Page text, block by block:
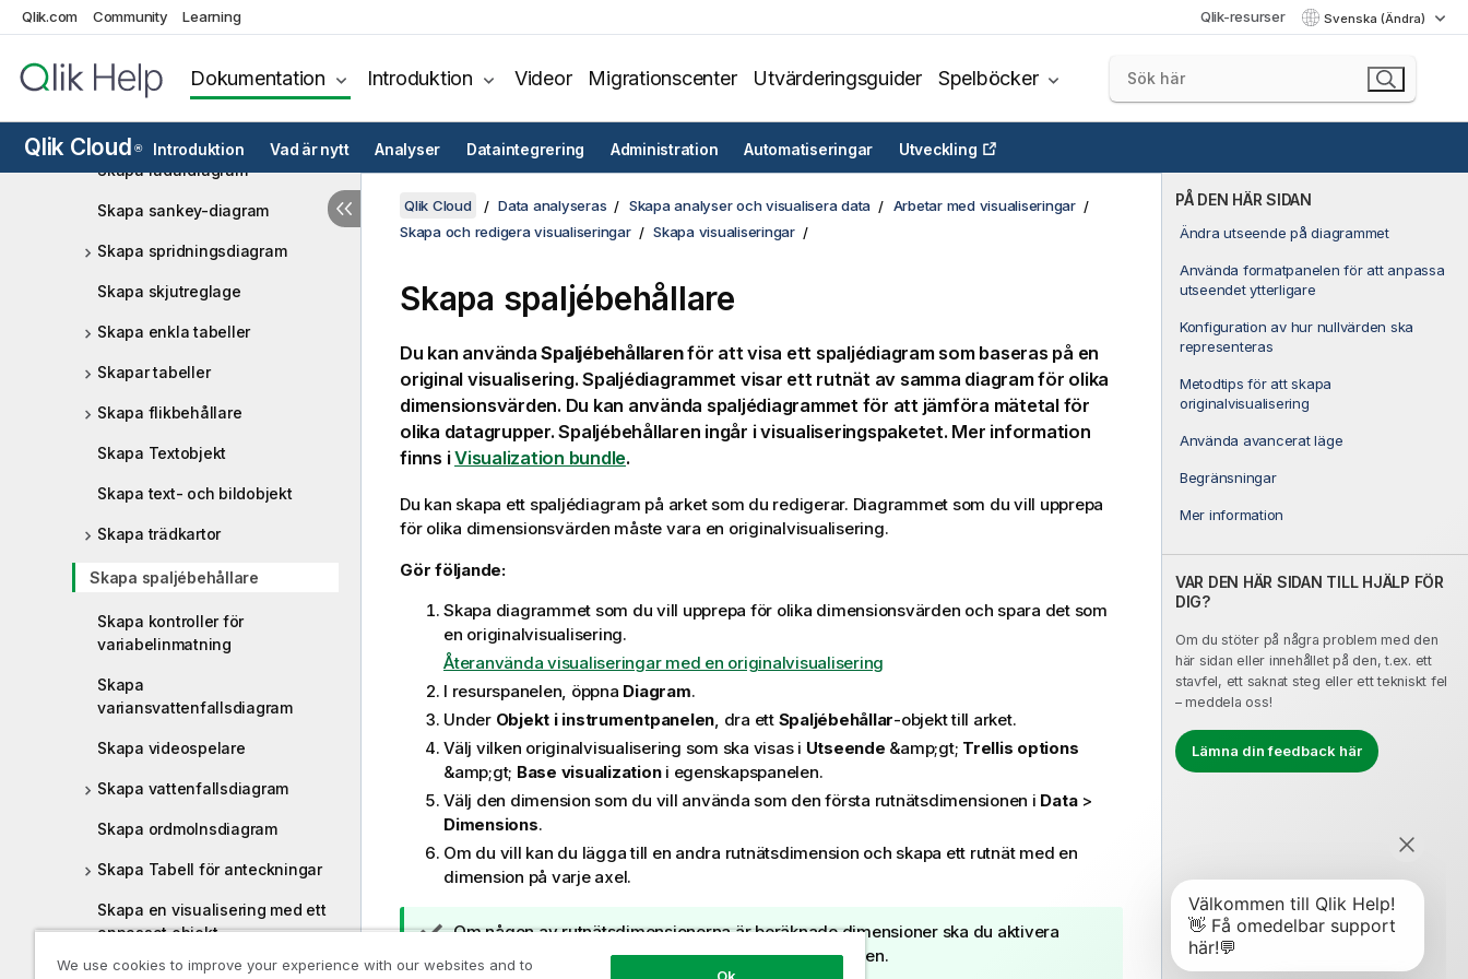
Qlik.com Community Learning Qlik-resurser Svenska (Ändra)
Dokumentation Introduktion Videor Migrationscenter Utvärderingsguider Spelböcker
Qlik Cloud ® Introduktion Vad är nytt Analyser Dataintegrering Administration Automatiseringar Utveckling
ringdiagram
Skapa pivottabeller (Pivot)
Skapa radardiagram
Skapa sankey-diagram
Skapa spridningsdiagram
Skapa skjutreglage
Skapa enkla tabeller
Skapar tabeller
Skapa flikbehållare
Skapa Textobjekt
Skapa text- och bildobjekt
Skapa trädkartor
Skapa spaljébehållare
Skapa kontroller för
variabelinmatning
Skapa
variansvattenfallsdiagram
Skapa videospelare
Skapa vattenfallsdiagram
Skapa ordmolnsdiagram
Skapa Tabell för anteckningar
Skapa en visualisering med ett
anpassat objekt
Skapa tidskänsliga diagram
PÅ DEN HÄR SIDAN
Ändra utseende på diagrammet
Använda formatpanelen för att anpassa
utseendet ytterligare
Konfiguration av hur nullvärden ska
representeras
Metodtips för att skapa
originalvisualisering
Använda avancerat läge
Begränsningar
Mer information
VAR DEN HÄR SIDAN TILL HJÄLP FÖR
DIG?
Om du stöter på några problem med den
här sidan eller innehållet på den, t.ex. ett
stavfel, ett saknat steg eller ett tekniskt fel
– meddela oss!
Lämna din feedback här
Qlik Cloud Data analyseras Skapa analyser och visualisera data
Arbetar med visualiseringar
Skapa och redigera visualiseringar
Skapa visualiseringar
Skapa spaljébehållare
Du kan användaSpaljébehållarenför att visa ett spaljédiagram som baseras på en
original visualisering. Spaljédiagrammet visar ett rutnät av samma diagram för olika
dimensionsvärden. Du kan använda spaljédiagrammet för att jämföra mätetal för
olika datagrupper. Spaljébehållaren ingår i visualiseringspaketet. Mer information
finns iVisualization bundle.
Du kan skapa ett spaljédiagram på arketsom du redigerar. Diagrammet som du vill upprepa
för olika dimensionsvärden måste vara en originalvisualisering.
Gör följande:
Skapa diagrammet som du vill upprepa för olika dimensionsvärden och spara det som
en originalvisualisering.
Återanvända visualiseringar med en originalvisualisering
I resurspanelen, öppna Diagram.
Under Objekt i instrumentpanelen, dra ett Spaljébehållar-objekt till arket.
Välj vilken originalvisualisering som ska visas i Utseende &amp;gt; Trellis options
&amp;gt; Base visualizationi egenskapspanelen.
Välj den dimension som du vill använda som den första rutnätsdimensionen i Data>
Dimensions.
Om du vill kan du lägga till en andra rutnätsdimension och skapa ett rutnät med en
dimension på varje axel.
A
n
Om någon av rutnätsdimensionerna är beräknade dimensioner ska du aktivera
Calculated Dimensioni inställningarna för dimensionen.
We use cookies to improve your experience with our websites and to